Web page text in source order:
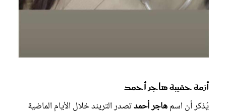
أزمة حقيبة هاجر أحمد
يُذكر أن اسمهاجر أحمدتصدر التريند خلال الأيام الماضية